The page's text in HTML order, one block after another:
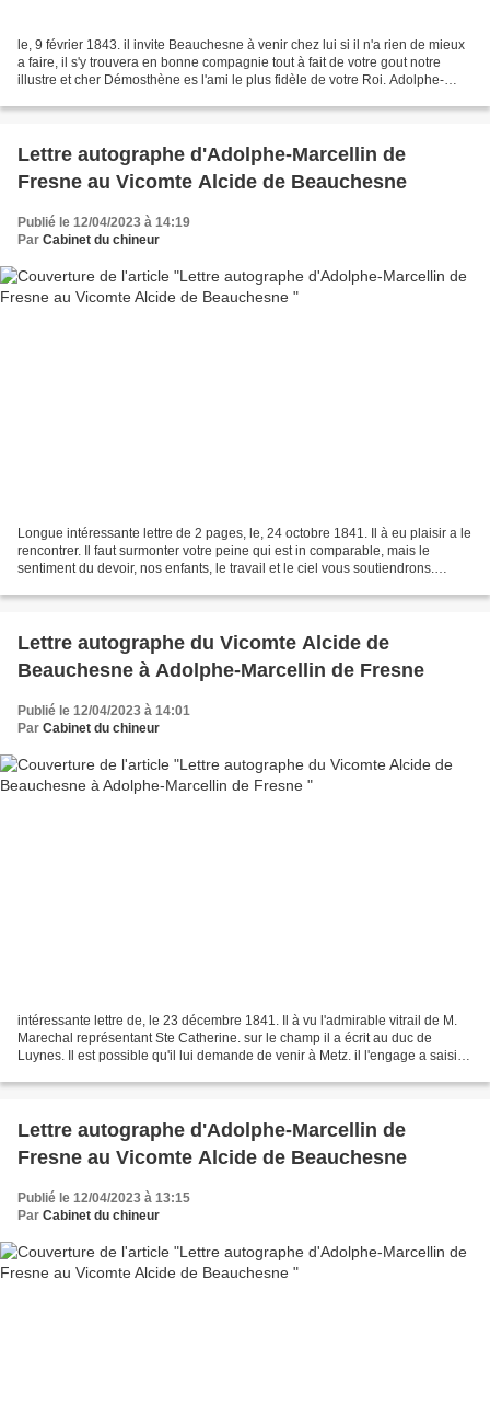
le, 9 février 1843. il invite Beauchesne à venir chez lui si il n'a rien de mieux
a faire, il s'y trouvera en bonne compagnie tout à fait de votre gout notre
illustre et cher Démosthène es l'ami le plus fidèle de votre Roi. Adolphe-
Lettre autographe d'Adolphe-Marcellin de
Fresne au Vicomte Alcide de Beauchesne
Publié le 12/04/2023 à 14:19
Par Cabinet du chineur
Longue intéressante lettre de 2 pages, le, 24 octobre 1841. Il à eu plaisir a le
rencontrer. Il faut surmonter votre peine qui est in comparable, mais le
sentiment du devoir, nos enfants, le travail et le ciel vous soutiendrons.
Lettre autographe du Vicomte Alcide de
Beauchesne à Adolphe-Marcellin de Fresne
Publié le 12/04/2023 à 14:01
Par Cabinet du chineur
intéressante lettre de, le 23 décembre 1841. Il à vu l'admirable vitrail de M.
Marechal représentant Ste Catherine. sur le champ il a écrit au duc de
Luynes. Il est possible qu'il lui demande de venir à Metz. il l'engage a saisir
Lettre autographe d'Adolphe-Marcellin de
Fresne au Vicomte Alcide de Beauchesne
Publié le 12/04/2023 à 13:15
Par Cabinet du chineur